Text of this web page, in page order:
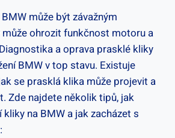
může být ⁢závažným
ohrozit⁤ funkčnost motoru a⁤
a ​oprava ⁤prasklé kliky
BMW v top stavu. Existuje‍
‍se prasklá⁢ klika může‍ projevit a
Zde⁣ najdete několik tipů, ⁤jak
na ⁢BMW a⁤ jak‌ zacházet s